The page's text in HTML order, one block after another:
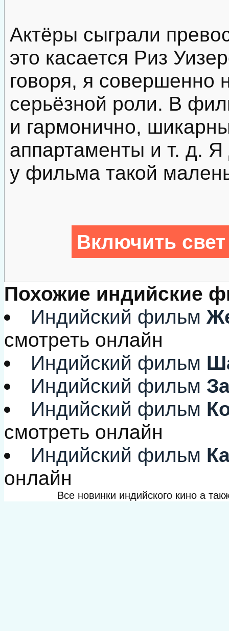
Актёры сыграли
это касается Риз
говоря, я совершенно
серьёзной роли. В
и гармонично,
аппартаменты и т. д.
у фильма такой
Включить
Похожие индийские
Индийский фильм
смотреть онлайн
Индийский фильм
Индийский фильм
Индийский фильм
смотреть онлайн
Индийский фильм
онлайн
Все новинки индийского кино а